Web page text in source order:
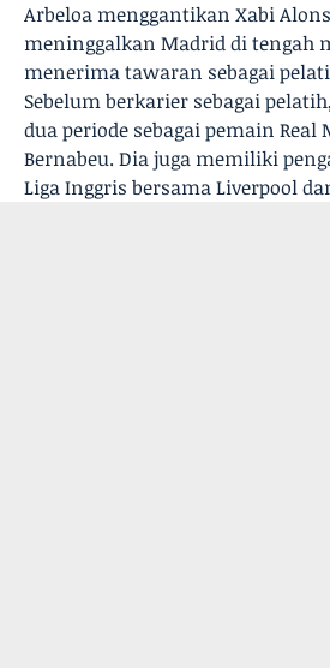
Arbeloa menggantikan Xabi
meninggalkan Madrid di tengah
menerima tawaran sebagai
Sebelum berkarier sebagai
dua periode sebagai pemain Real
Bernabeu. Dia juga memiliki
Liga Inggris bersama Liverpool